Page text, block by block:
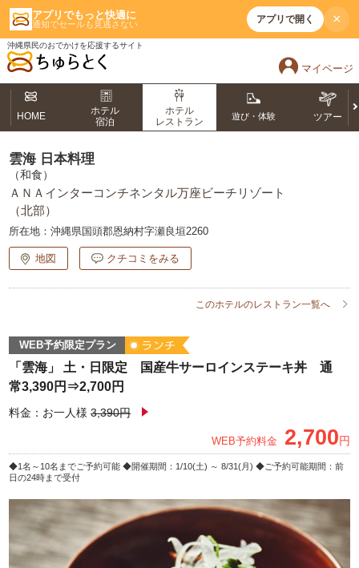
アプリでもっと快適に
通知でセールも見逃さない アプリで開く ×
沖縄県民のおでかけを応援するサイト
マイページ
HOME
ホテル
宿泊
ホテル
レストラン
遊び・体験 ツアー
雲海 日本料理
（和食）
ＡＮＡインターコンチネンタル万座ビーチリゾート
（北部）
所在地：沖縄県国頭郡恩納村字瀬良垣2260
地図 クチコミをみる
このホテルのレストラン一覧へ
WEB予約限定プラン
「雲海」 土・日限定 国産牛サーロインステーキ丼 通
常3,390円⇒2,700円
料金：お一人様 3,390円
WEB予約料金 2,700円
1名～10名までご予約可能 開催期間：1/10(土) ～ 8/31(月)
ご予約可能期間：前
日の24時まで受付